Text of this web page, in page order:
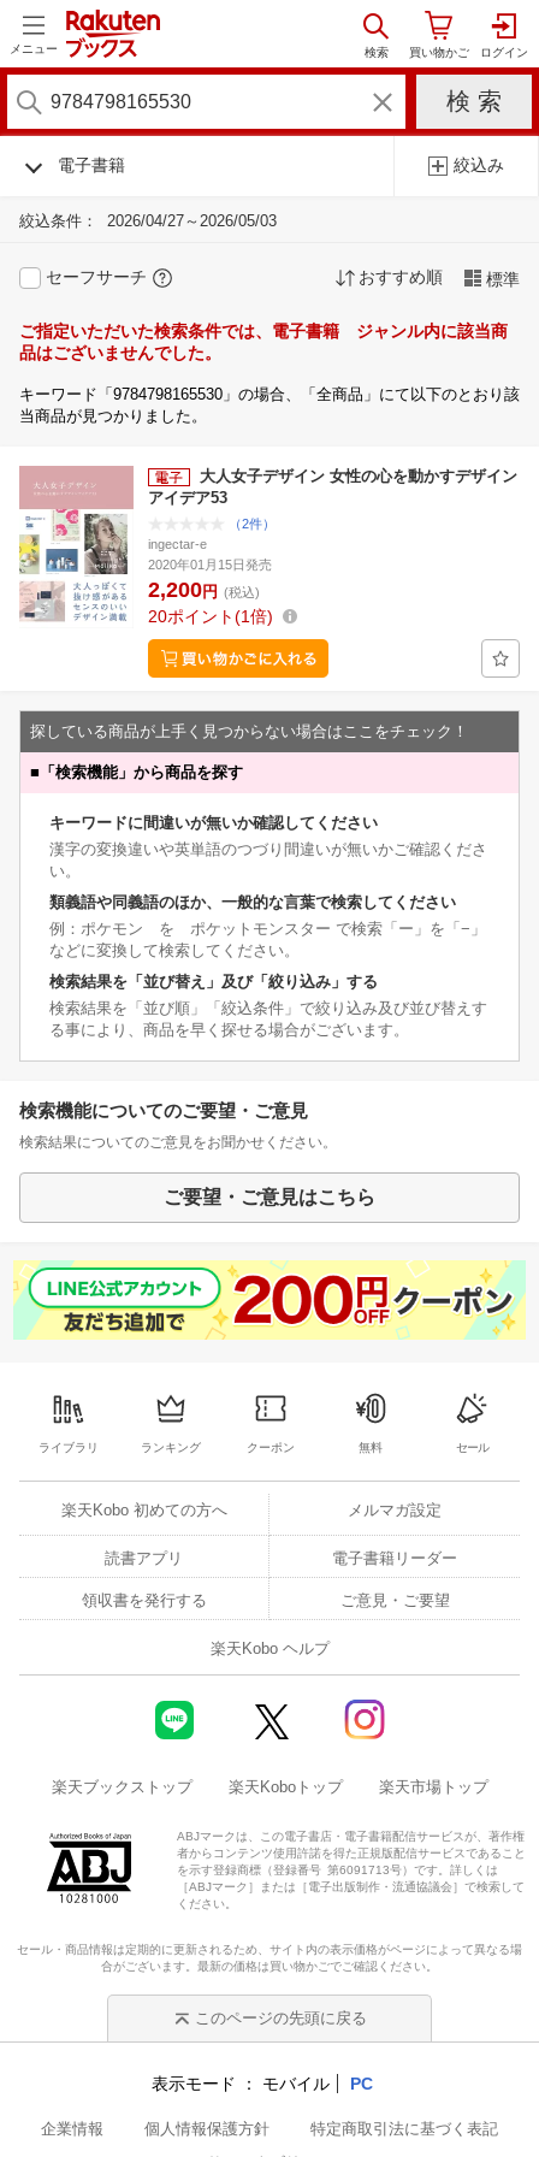
メニュー
電子書籍 絞込み
絞込条件： 2026/04/27～2026/05/03
セーフサーチ おすすめ順 標準
ご指定いただいた検索条件では、電子書籍 ジャンル内に該当商
品はございませんでした。
キーワード「9784798165530」の場合、「全商品」にて以下のとおり該
当商品が見つかりました。
大人女子デザイン 女性の心を動かすデザイン
アイデア53
（2件）
ingectar-e
2020年01月15日発売
2,200円 (税込)
20ポイント 1倍
探している商品が上手く見つからない場合はここをチェック！
■ 「検索機能」から商品を探す
キーワードに間違いが無いか確認してください
漢字の変換違いや英単語のつづり間違いが無いかご確認くださ
い。
類義語や同義語のほか、一般的な言葉で検索してください
例：ポケモン を ポケットモンスター で検索「ー」を「−」
などに変換して検索してください。
検索結果を「並び替え」及び「絞り込み」する
検索結果を「並び順」「絞込条件」で絞り込み及び並び替えす
る事により、商品を早く探せる場合がございます。
検索機能についてのご要望・ご意見
検索結果についてのご意見をお聞かせください。
ご要望・ご意見はこちら
ライブラリ ランキング クーポン 無料 セール
楽天Kobo 初めての方へ メルマガ設定
読書アプリ 電子書籍リーダー
領収書を発行する ご意見・ご要望
楽天Kobo ヘルプ
楽天ブックストップ 楽天Koboトップ 楽天市場トップ
ABJマークは、この電子書店・電子書籍配信サービスが、著作権
者からコンテンツ使用許諾を得た正規版配信サービスであること
を示す登録商標（登録番号 第6091713号）です。詳しくは
［ABJマーク］または［電子出版制作・流通協議会］で検索して
ください。
セール・商品情報は定期的に更新されるため、サイト内の表示価格がページによって異なる場
合がございます。最新の価格は買い物かごでご確認ください。
このページの先頭に戻る
表示モード モバイル PC
企業情報 個人情報保護方針
特定商取引法に基づく表記